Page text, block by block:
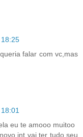
falar com vc,mas
eu te amooo muitoo
int vai ter tudo seu